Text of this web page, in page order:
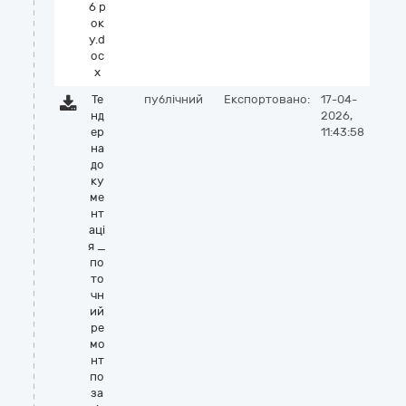
6 р
ок
у.d
oc
x
Те
нд
ер
на
до
ку
ме
нт
аці
я _
по
то
чн
ий
ре
мо
нт
по
за
публічний Експортовано:
17-04-
2026,
11:43:58